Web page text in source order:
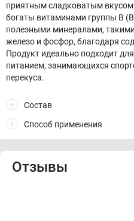
приятным сладковатым вкусом
богаты витаминами группы В
полезными минералами,
железо и фосфор, благодаря
Продукт идеально подходит
питанием, занимающихся
перекуса.
Состав
Способ применения
Отзывы